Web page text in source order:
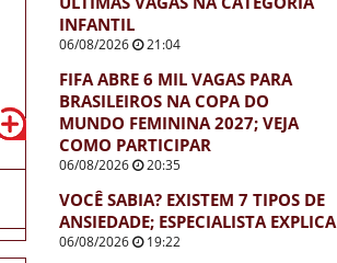
INFANTIL
06/08/2026 21:04
FIFA ABRE 6 MIL VAGAS PARA
BRASILEIROS NA COPA DO
MUNDO FEMININA 2027; VEJA
COMO PARTICIPAR
06/08/2026 20:35
VOCÊ SABIA? EXISTEM 7 TIPOS DE
ANSIEDADE; ESPECIALISTA EXPLICA
06/08/2026 19:22